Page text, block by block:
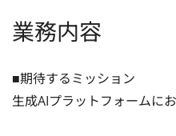
業務内容
■期待するミッション
生成AIプラットフォームに